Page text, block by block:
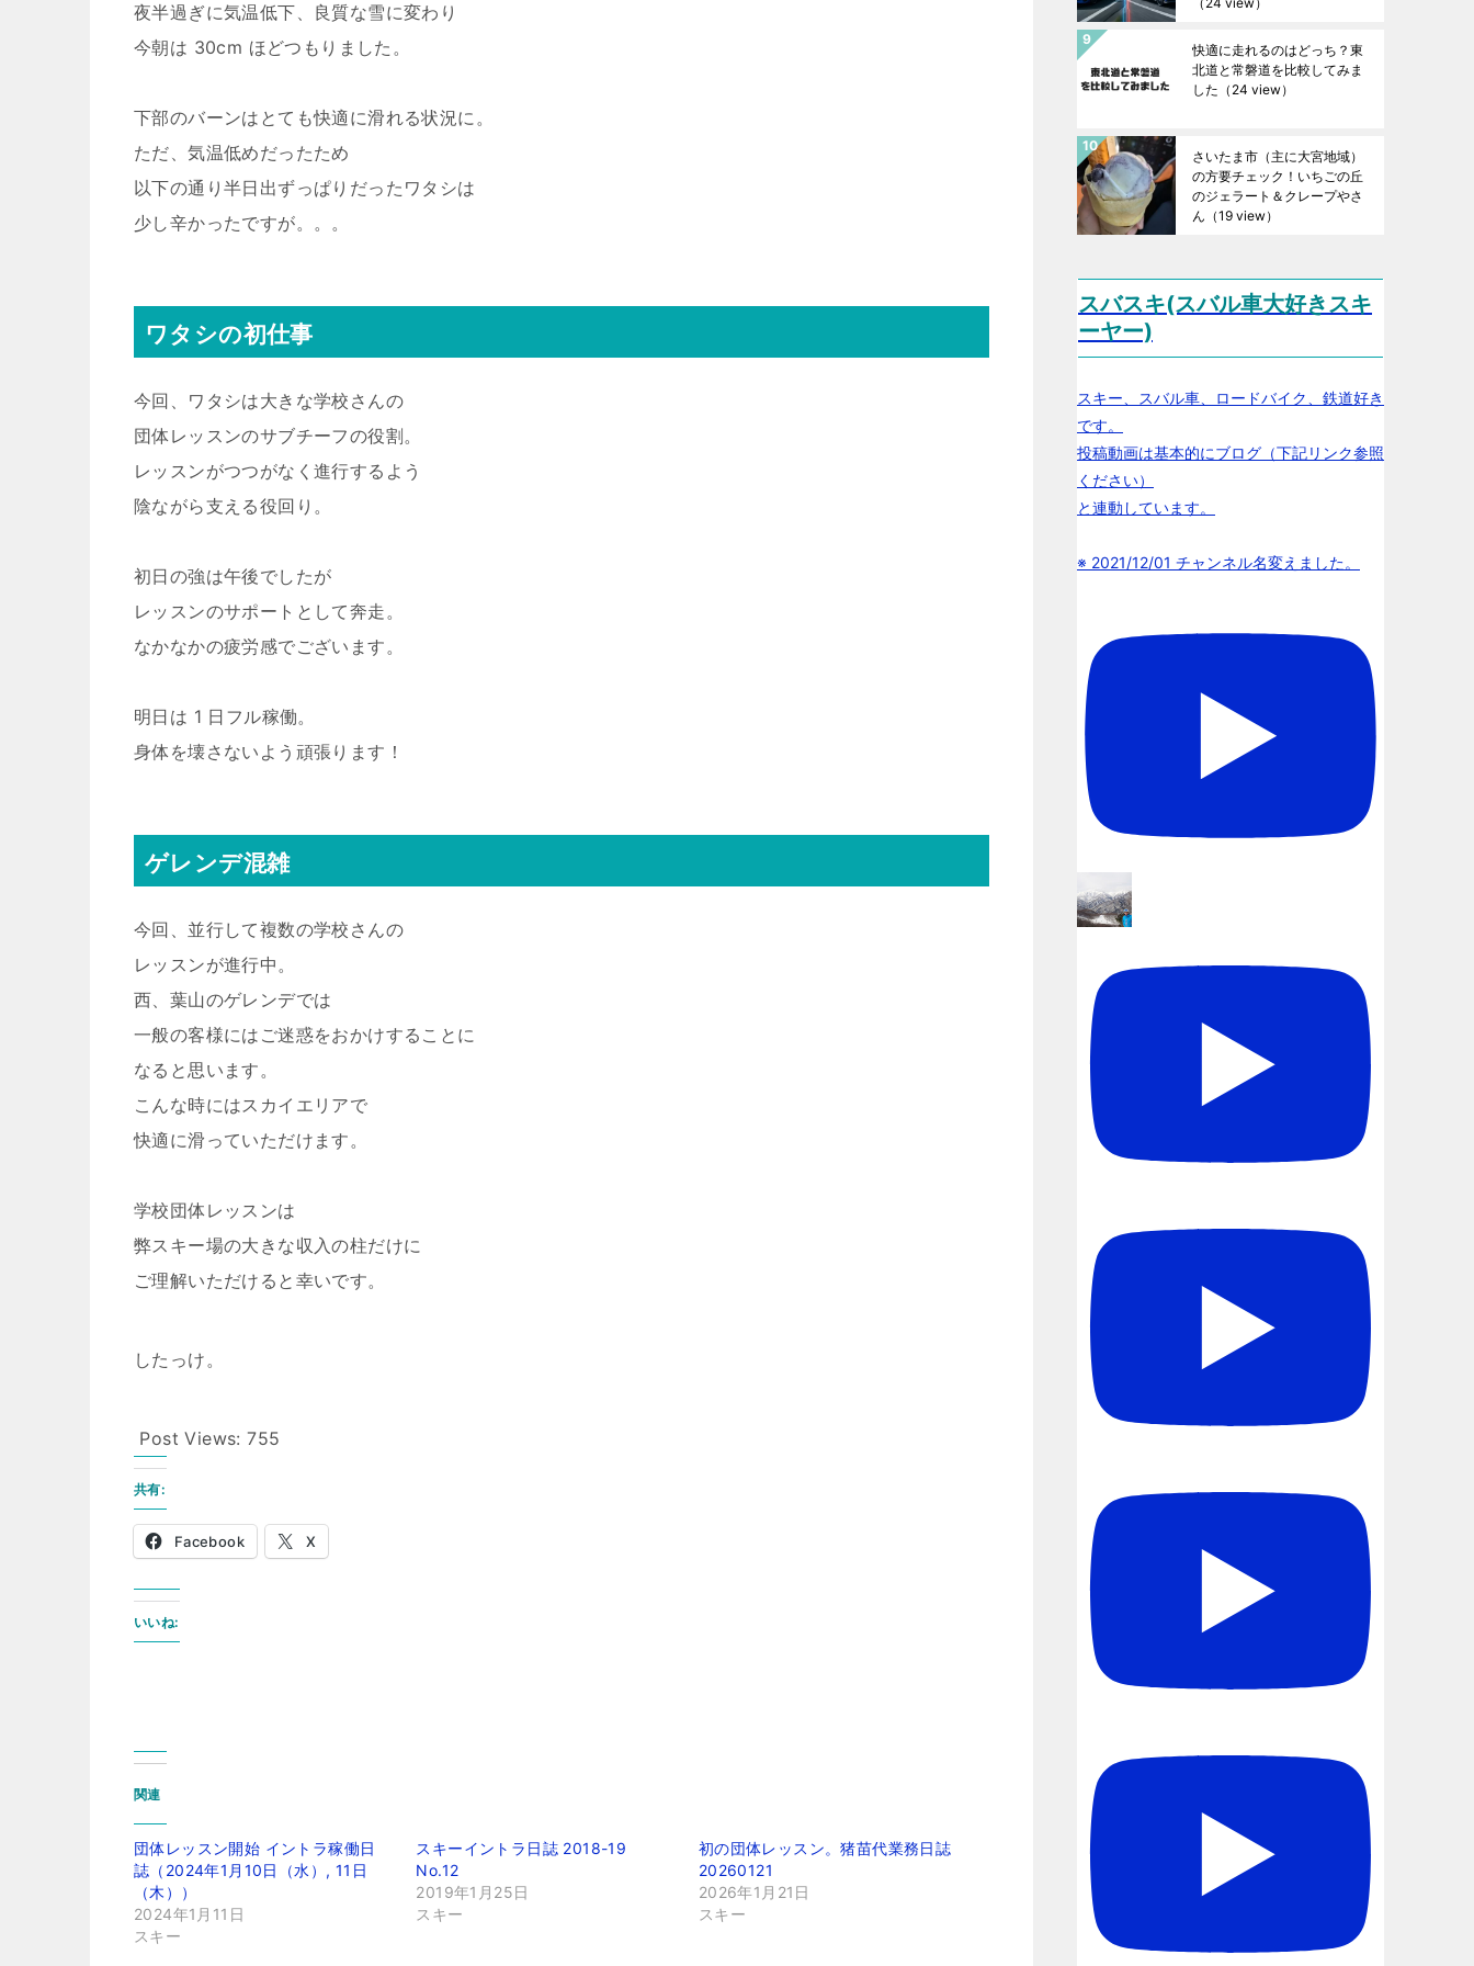
夜半過ぎに気温低下、良質な雪に変わり
今朝は 30cm ほどつもりました。
下部のバーンはとても快適に滑れる状況に。
ただ、気温低めだったため
以下の通り半日出ずっぱりだったワタシは
少し辛かったですが。。。
ワタシの初仕事
今回、ワタシは大きな学校さんの
団体レッスンのサブチーフの役割。
レッスンがつつがなく進行するよう
陰ながら支える役回り。
初日の強は午後でしたが
レッスンのサポートとして奔走。
なかなかの疲労感でございます。
明日は 1 日フル稼働。
身体を壊さないよう頑張ります！
ゲレンデ混雑
今回、並行して複数の学校さんの
レッスンが進行中。
西、葉山のゲレンデでは
一般の客様にはご迷惑をおかけすることに
なると思います。
こんな時にはスカイエリアで
快適に滑っていただけます。
学校団体レッスンは
弊スキー場の大きな収入の柱だけに
ご理解いただけると幸いです。
したっけ。
Post Views: 755
共有:
Facebook X
いいね:
関連
団体レッスン開始 イントラ稼働日
誌（2024年1月10日（水）, 11日
（木））
2024年1月11日
スキー
スキーイントラ日誌 2018-19
No.12
2019年1月25日
スキー
初の団体レッスン。猪苗代業務日誌
20260121
2026年1月21日
スキー
快適に走れるのはどっち？東
北道と常磐道を比較してみま
した （24 view）
さいたま市（主に大宮地域）
の方要チェック！いちごの丘
のジェラート＆クレープやさ
ん （19 view）
スバスキ(スバル車大好きスキ
ーヤー)
スキー、スバル車、ロードバイク、鉄道好き
です。
投稿動画は基本的にブログ（下記リンク参照
ください）
と連動しています。
※ 2021/12/01 チャンネル名変えました。